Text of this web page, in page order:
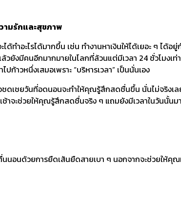
ามรักและสุขภาพ
ได้ทำอะไรได้มากขึ้น เช่น ทำงานหาเงินให้ได้เยอะ ๆ
ยังมีคนอีกมากมายในโลกที่ล้วนแต่มีเวลา 24 ชั่วโมงเ
าวหนึ่งเสมอเพราะ “บริหารเวลา” เป็นนั่นเอง
ดเชยวันที่อดนอนจะทำให้คุณรู้สึกสดชื่นขึ้น นั่นไม่จริงเ
าจะช่วยให้คุณรู้สึกสดชื่นจริง ๆ แถมยังมีเวลาในวันนั้น
นอนด้วยการยืดเส้นยืดสายเบา ๆ นอกจากจะช่วยใ